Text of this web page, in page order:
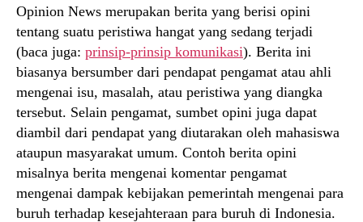
Opinion News merupakan berita yang berisi opini
tentang suatu peristiwa hangat yang sedang terjadi
(baca juga: prinsip-prinsip komunikasi). Berita ini
biasanya bersumber dari pendapat pengamat atau ahli
mengenai isu, masalah, atau peristiwa yang diangka
tersebut. Selain pengamat, sumbet opini juga dapat
diambil dari pendapat yang diutarakan oleh mahasiswa
ataupun masyarakat umum. Contoh berita opini
misalnya berita mengenai komentar pengamat
mengenai dampak kebijakan pemerintah mengenai para
buruh terhadap kesejahteraan para buruh di Indonesia.